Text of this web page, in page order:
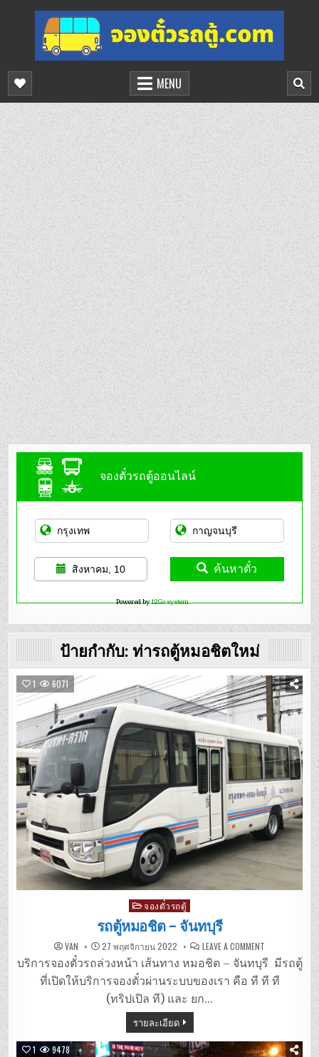
content
จองตั๋วรถตู้ออนไลน์
บริการจองตั๋วรถตู้ออนไลน์
MENU
จองตั๋วรถตู้ออนไลน์
สิงหาคม, 10 ค้นหาตั๋ว
Powered by12Go system
ป้ายกำกับ: ท่ารถตู้หมอชิตใหม่
1 6071
Posted
in
จองตั๋วรถตู้
รถตู้หมอชิต – จันทบุรี
VAN 27 พฤศจิกายน 2022 LEAVE A COMMENT
ตู้
หมอชิต
–
จันทบุรี
บริการจองตั๋วรถล่วงหน้า เส้นทาง หมอชิต – จันทบุรี มีรถตู้
ที่เปิดให้บริการจองตั๋วผ่านระบบของเรา คือ ที ที ที
(ทริปเปิล ที) และ ยก…
รายละเอียด
1 9478